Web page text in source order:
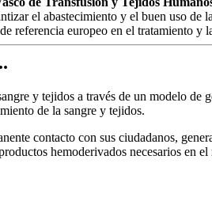
el abastecimiento y el buen uso de
referencia europeo en el tratamiento y
y tejidos a través de un modelo
de la sangre y tejidos.
contacto con sus ciudadanos,
hemoderivados necesarios en el